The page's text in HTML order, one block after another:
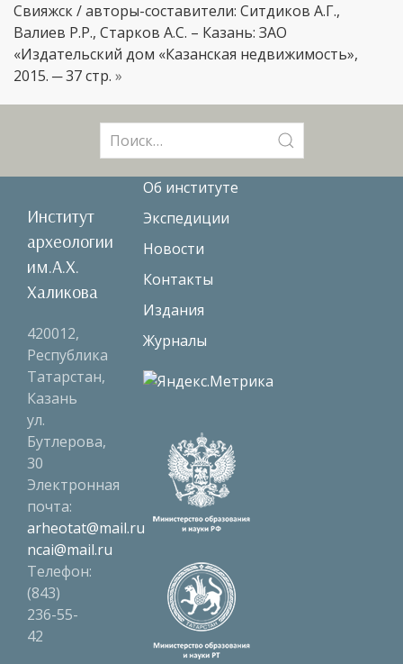
Свияжск / авторы-составители: Ситдиков А.Г.,
Валиев Р.Р., Старков А.С. – Казань: ЗАО
«Издательский дом «Казанская недвижимость»,
2015. ─ 37 стр. »
Институт
археологии
им.А.Х.
Халикова
420012,
Республика
Татарстан,
Казань
ул.
Бутлерова,
30
Электронная
почта:
arheotat@mail.ru
ncai@mail.ru
Телефон:
(843)
236-55-
42
Об институте
Экспедиции
Новости
Контакты
Издания
Журналы